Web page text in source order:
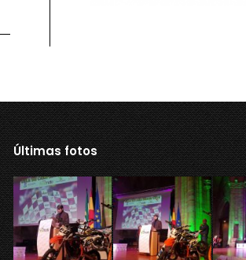
Últimas fotos